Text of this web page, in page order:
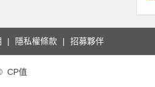
隱私權條款 招募夥伴
CP值